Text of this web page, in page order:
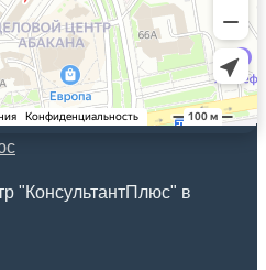
"КонсультантПлюс" в